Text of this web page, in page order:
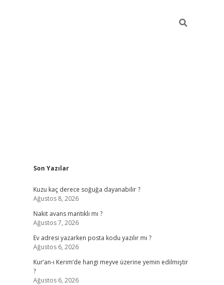
Sidebar
Son Yazılar
Kuzu kaç derece soğuğa dayanabilir ?
Ağustos 8, 2026
Nakit avans mantıklı mı ?
Ağustos 7, 2026
Ev adresi yazarken posta kodu yazılır mı ?
Ağustos 6, 2026
Kur’an-ı Kerim’de hangi meyve üzerine yemin edilmiştir
?
Ağustos 6, 2026